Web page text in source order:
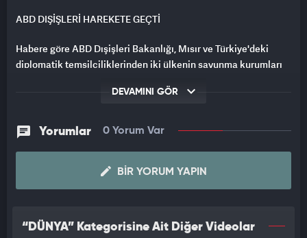
ABD DIŞİŞLERİ HAREKETE GEÇTİ
Habere göre ABD Dışişleri Bakanlığı, Mısır ve Türkiye'deki
diplomatik temsilciliklerinden iki ülkenin savunma kurumları
Maariv, Amerikan istihbarat birimlerinin son dönemde Kahire
ile Ankara arasında askeri ve güvenlik alanındaki iş birliğinde
artış gözlemlediğini, bunun da tarafların daha kapsamlı
savunma veya güvenlik anlaşmalarına yönelip yönelmediği
konusunda Washington'da soru işaretleri oluşturduğunu yazdı.
İSRAİL DE ABD'Yİ BİLGİ TOPLUYOR
DEVAMINI GÖR
Yorumlar 0 Yorum Var
BIR YORUM YAPIN
“DÜNYA” Kategorisine Ait Diğer Videolar